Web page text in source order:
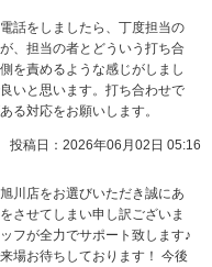
話をしましたら、丁度担当の
、担当の者とどういう打ち合
を責めるような感じがしまし
いと思います。打ち合わせで
る対応をお願いします。
投稿日：2026年06月02日 05:16
川店をお選びいただき誠にあ
させてしまい申し訳ございま
フが全力でサポート致します♪
場お待ちしております！ 今後